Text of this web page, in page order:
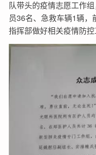
队带头的疫情志愿工作
员36名、急救车辆1辆
指挥部做好相关疫情防控